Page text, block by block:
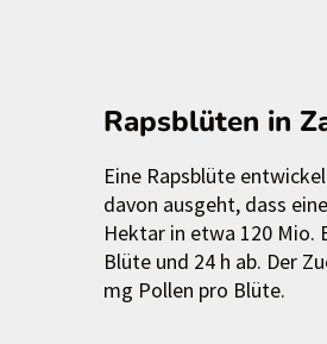
Rapsblüten in
Eine Rapsblüte
davon ausgeht, dass
Hektar in etwa 120 Mio.
Blüte und 24 h ab. Der
mg Pollen pro Blüte.